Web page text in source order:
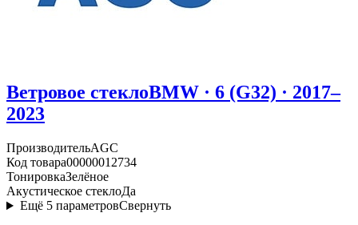
Ветровое стеклоBMW · 6 (G32) · 2017–
2023
ПроизводительAGC
Код товара00000012734
ТонировкаЗелёное
Акустическое стеклоДа
Ещё 5 параметровСвернуть